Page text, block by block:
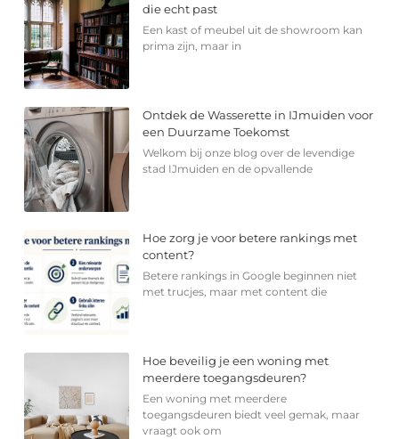
die echt past
Een kast of meubel uit de showroom kan
prima zijn, maar in
Ontdek de Wasserette in IJmuiden voor
een Duurzame Toekomst
Welkom bij onze blog over de levendige
stad IJmuiden en de opvallende
Hoe zorg je voor betere rankings met
content?
Betere rankings in Google beginnen niet
met trucjes, maar met content die
Hoe beveilig je een woning met
meerdere toegangsdeuren?
Een woning met meerdere
toegangsdeuren biedt veel gemak, maar
vraagt ook om